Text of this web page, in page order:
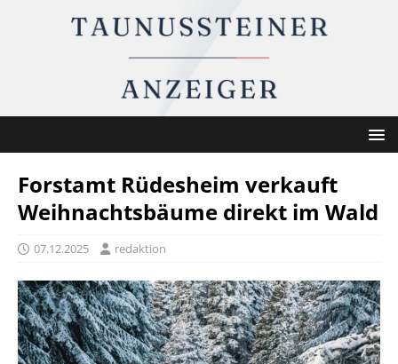
Forstamt Rüdesheim verkauft
Weihnachtsbäume direkt im Wald
07.12.2025 redaktion